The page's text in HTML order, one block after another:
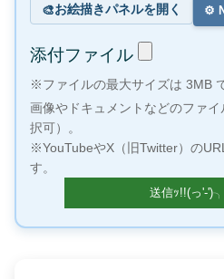
🎨お絵描きパネルを開く ⚙️
添付ファイル
※ファイルの最大サイズは 3MB
画像やドキュメントなどのファ
択可）。
※YouTubeやX（旧Twitter）の
す。